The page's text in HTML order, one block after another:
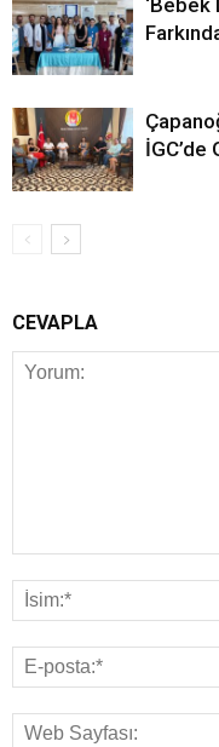
CEVAPLA